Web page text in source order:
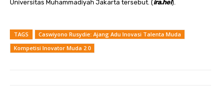
Universitas Muhammadiyah Jakarta tersebut. (ira.hel).
TAGS
Caswiyono Rusydie: Ajang Adu Inovasi Talenta Muda
Kompetisi Inovator Muda 2.0